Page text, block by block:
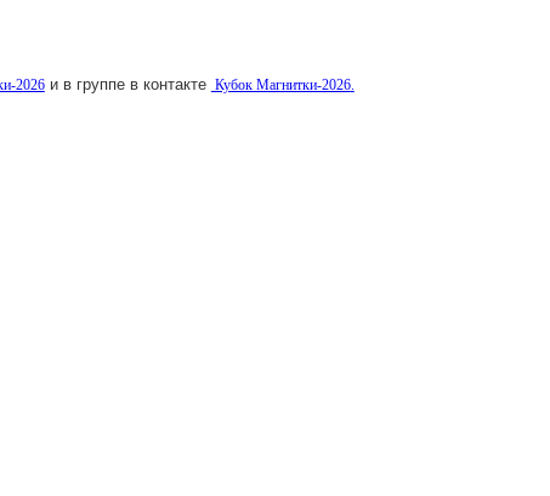
2026и в группе в контакте Кубок Магнитки-2026.